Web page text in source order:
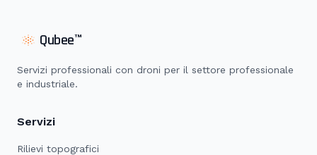
Qubee™
Servizi professionali con droni per il settore professionale
e industriale.
Servizi
Rilievi topografici